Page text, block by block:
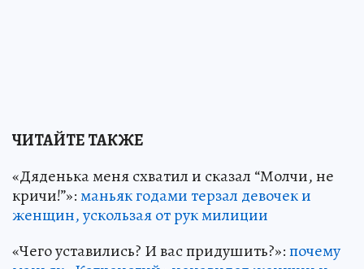
ЧИТАЙТЕ ТАКЖЕ
«Дяденька меня схватил и сказал “Молчи, не
кричи!”»:маньяк годами терзал девочек и
женщин, ускользая от рук милиции
«Чего уставились? И вас придушить?»:почему